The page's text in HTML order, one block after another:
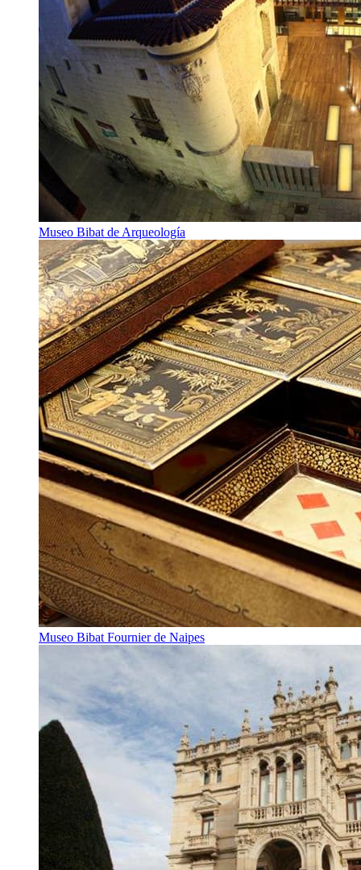
Museo Bibat de Arqueología
Museo Bibat Fournier de Naipes